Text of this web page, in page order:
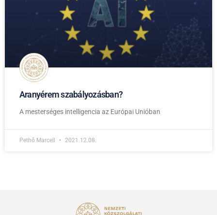
Aranyérem szabályozásban?
A mesterséges intelligencia az Európai Unióban
Pethő Marcell 2021.12.08.